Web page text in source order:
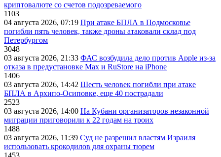
криптовалюте со счетов подозреваемого
1103
04 августа 2026, 07:19 При атаке БПЛА в Подмосковье
погибли пять человек, также дроны атаковали склад под
Петербургом
3048
03 августа 2026, 21:33 ФАС возбудила дело против Apple из-за
отказа в предустановке Max и RuStore на iPhone
1406
03 августа 2026, 14:42 Шесть человек погибли при атаке
БПЛА в Архипо-Осиповке, еще 40 пострадали
2523
03 августа 2026, 14:00 На Кубани организаторов незаконной
миграции приговорили к 22 годам на троих
1488
03 августа 2026, 11:39 Суд не разрешил властям Израиля
использовать крокодилов для охраны тюрем
1453